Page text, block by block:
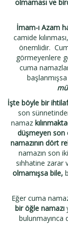
olmaması ve
İmam-ı Azam
camide
önemlidir.
görmeyenlere
cuma
İşte böyle bir
son
namaz
düşmeyen son
namazının dört
namazın son
sıhhatine zarar
olmamışsa bile,
Eğer cuma
bir öğle namazı
bulunmayınca